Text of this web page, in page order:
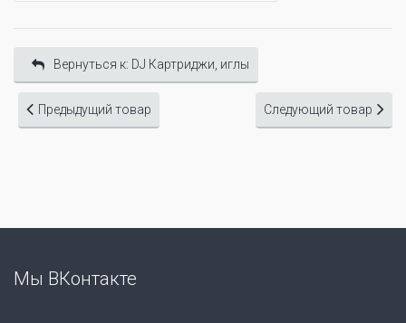
Вернуться к: DJ Картриджи, иглы
Предыдущий товар Следующий товар
Мы ВКонтакте